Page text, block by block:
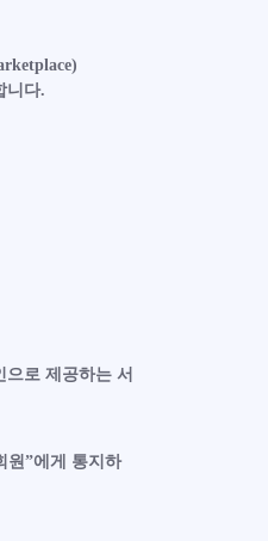
니다.
로 제공하는 서
원”에게 통지하